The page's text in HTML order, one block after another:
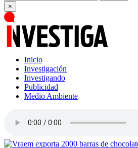
×
Inicio
Investigación
Investigando
Publicidad
Medio Ambiente